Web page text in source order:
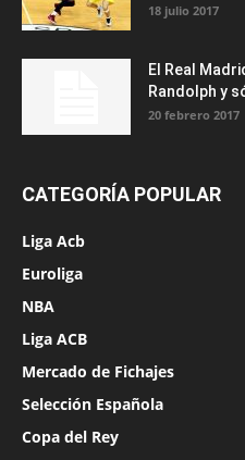
18 julio 2017
El Real
Randolph y
20 febrero 2017
CATEGORÍA POPULAR
Liga Acb
Euroliga
NBA
Liga ACB
Mercado de Fichajes
Selección Española
Copa del Rey